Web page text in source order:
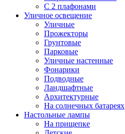
С 2 плафонами
Уличное освещение
Уличные
Прожекторы
Грунтовые
Парковые
Уличные настенные
Фонарики
Подводные
Ландшафтные
Архитектурные
На солнечных батареях
Настольные лампы
На прищепке